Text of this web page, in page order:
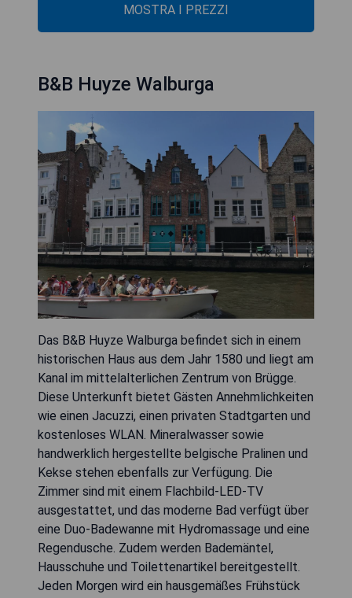
MOSTRA I PREZZI
B&B Huyze Walburga
Das B&B Huyze Walburga befindet sich in einem
historischen Haus aus dem Jahr 1580 und liegt am
Kanal im mittelalterlichen Zentrum von Brügge.
Diese Unterkunft bietet Gästen Annehmlichkeiten
wie einen Jacuzzi, einen privaten Stadtgarten und
kostenloses WLAN. Mineralwasser sowie
handwerklich hergestellte belgische Pralinen und
Kekse stehen ebenfalls zur Verfügung. Die
Zimmer sind mit einem Flachbild-LED-TV
ausgestattet, und das moderne Bad verfügt über
eine Duo-Badewanne mit Hydromassage und eine
Regendusche. Zudem werden Bademäntel,
Hausschuhe und Toilettenartikel bereitgestellt.
Jeden Morgen wird ein hausgemäßes Frühstück